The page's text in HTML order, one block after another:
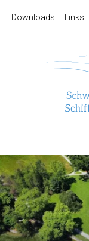
Downloads Links